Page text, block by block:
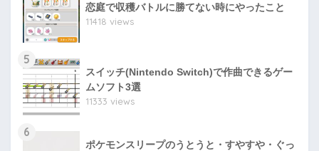
恋庭で収穫バトルに勝てない時にやったこと
11418 views
5
スイッチ(Nintendo Switch)で作曲できるゲー
ムソフト3選
11333 views
6
ポケモンスリープのうとうと・すやすや・ぐっ